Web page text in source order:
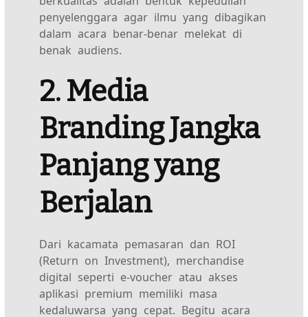
penyelenggara agar ilmu yang dibagikan
dalam acara benar-benar melekat di
benak audiens.
2. Media
Branding Jangka
Panjang yang
Berjalan
Dari kacamata pemasaran dan ROI
(Return on Investment), merchandise
digital seperti e-voucher atau akses
aplikasi premium memiliki masa
kedaluwarsa yang cepat. Begitu acara